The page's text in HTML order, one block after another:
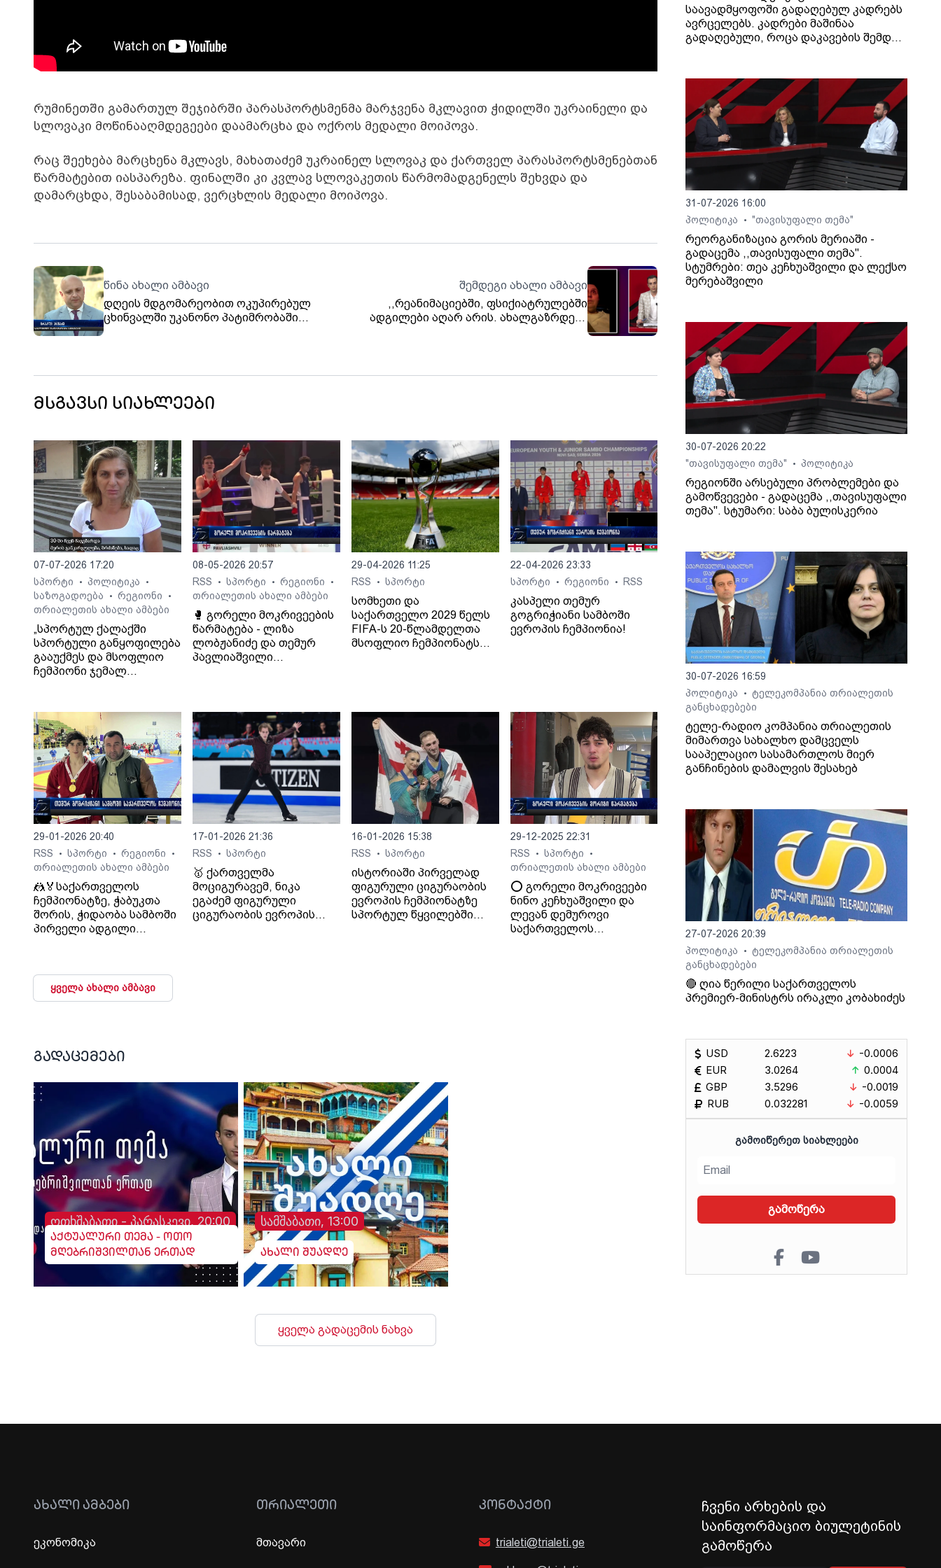
რუმინეთში გამართულ შეჯიბრში პარასპორტსმენმა მარჯვენა მკლავით ჭიდილში უკრაინელი და
სლოვაკი მოწინააღმდეგეები დაამარცხა და ოქროს მედალი მოიპოვა.
რაც შეეხება მარცხენა მკლავს, მახათაძემ უკრაინელ სლოვაკ და ქართველ პარასპორტსმენებთან
წარმატებით იასპარეზა. ფინალში კი კვლავ სლოვაკეთის წარმომადგენელს შეხვდა და
დამარცხდა, შესაბამისად, ვერცხლის მედალი მოიპოვა.
წინა ახალი ამბავი
დღეის მდგომარეობით ოკუპირებულ
ცხინვალში უკანონო პატიმრობაში
შემდეგი ახალი ამბავი
,,რეანიმაციებში, ფსიქიატრულებში
ადგილები აღარ არის. ახალგაზრდები
არიან უმძიმეს მდგომარეობაში''. -
მსგავსი სიახლეები
07-07-2026 17:20
სპორტი
• პოლიტიკა •
საზოგადოება • რეგიონი •
თრიალეთის ახალი ამბები
„სპორტულ ქალაქში
სპორტული განყოფილება
გააუქმეს და მსოფლიო
ჩემპიონი ჯემალ
თეა კეჩხუაშვილი.
08-05-2026 20:57
RSS
• სპორტი • რეგიონი •
თრიალეთის ახალი ამბები
🥊 გორელი მოკრივეების
წარმატება - ლიზა
ლობჟანიძე და თემურ
პავლიაშვილი
ალიევის ტურნირის
გამარჯვებულები არიან.
29-04-2026 11:25
RSS
• სპორტი
სომხეთი და
საქართველო 2029 წელს
FIFA-ს 20-წლამდელთა
მსოფლიო ჩემპიონატს
პოსტშია აღნიშნული. „ეს
იქნება FIFA-ს პირველი
ტურნირი, რომელიც
ორივე ქვეყანაში
ჩატარდება“, -
აღნიშნულია
განცხადებაში.
განცხადება იმის შესახებ,
რომ FIFA -ს 20-
წლამდელთა მსოფლიო
ჩემპიონატს 2029 წელს
საქართველო და
სომხეთი უმასპინძლებენ,
FIFA-ს აღმასრულებელი
კომიტეტის სხდომაზე
გაკეთდა, რომელიც
22-04-2026 23:33
სპორტი
• რეგიონი • RSS
კასპელი თემურ
გოგრიჭიანი სამბოში
ევროპის ჩემპიონია!
29-01-2026 20:40
RSS
• სპორტი • რეგიონი •
თრიალეთის ახალი ამბები
🤼🏅საქართველოს
ჩემპიონატზე, ჭაბუკთა
შორის, ჭიდაობა სამბოში
პირველი ადგილი
17-01-2026 21:36
RSS
• სპორტი
🥇 ქართველმა
მოციგურავემ, ნიკა
ეგაძემ ფიგურული
ციგურაობის ევროპის
16-01-2026 15:38
RSS
• სპორტი
ისტორიაში პირველად
ფიგურული ციგურაობის
ევროპის ჩემპიონატზე
სპორტულ წყვილებში
გახდნენ.
29-12-2025 22:31
RSS
• სპორტი •
თრიალეთის ახალი ამბები
⭕️ გორელი მოკრივეები
ნინო კეჩხუაშვილი და
ლევან დემუროვი
საქართველოს
ყველა ახალი ამბავი
გადაცემები
ოთხშაბათი - პარასკევი, 20:00
აქტუალური თემა - ოთო
მღებრიშვილთან ერთად
სამშაბათი, 13:00
ახალი შუადღე
ყველა გადაცემის ნახვა
საავადმყოფოში გადაღებულ კადრებს
ავრცელებს. კადრები მაშინაა
გადაღებული, როცა დაკავების შემდეგ
31-07-2026 16:00
პოლიტიკა
• "თავისუფალი თემა"
რეორგანიზაცია გორის მერიაში -
გადაცემა ,,თავისუფალი თემა".
სტუმრები: თეა კეჩხუაშვილი და ლექსო
მერებაშვილი
30-07-2026 20:22
"თავისუფალი თემა"
• პოლიტიკა
რეგიონში არსებული პრობლემები და
გამოწვევები - გადაცემა ,,თავისუფალი
თემა". სტუმარი: საბა ბულისკერია
30-07-2026 16:59
პოლიტიკა
•
ტელეკომპანია თრიალეთის
განცხადებები
ტელე-რადიო კომპანია თრიალეთის
მიმართვა სახალხო დამცველს
სააპელაციო სასამართლოს მიერ
განჩინების დამალვის შესახებ
27-07-2026 20:39
პოლიტიკა
•
ტელეკომპანია თრიალეთის
განცხადებები
🔴 ღია წერილი საქართველოს
პრემიერ-მინისტრს ირაკლი კობახიძეს
USD
EUR
GBP
RUB
2.6223
3.0264
3.5296
0.032281
-0.0006
0.0004
-0.0019
-0.0059
ᲒᲐᲛᲝᲘᲬᲔᲠᲔᲗ ᲡᲘᲐᲮᲚᲔᲔᲑᲘ
გამოწერა
ᲐᲮᲐᲚᲘ ᲐᲛᲑᲔᲑᲘ
ეკონომიკა
ᲗᲠᲘᲐᲚᲔᲗᲘ
მთავარი
ᲙᲝᲜᲢᲐᲥᲢᲘ
trialeti@trialeti.ge
ჩვენი არხების და
საინფორმაციო ბიულეტინის
გამოწერა